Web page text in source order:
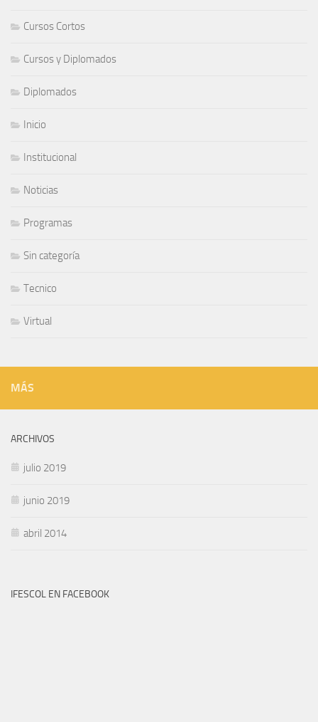
Cursos Cortos
Cursos y Diplomados
Diplomados
Inicio
Institucional
Noticias
Programas
Sin categoría
Tecnico
Virtual
MÁS
ARCHIVOS
julio 2019
junio 2019
abril 2014
IFESCOL EN FACEBOOK